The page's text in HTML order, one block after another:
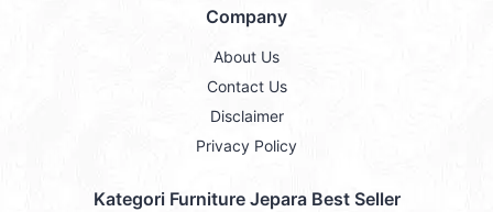
Company
About Us
Contact Us
Disclaimer
Privacy Policy
Kategori Furniture Jepara Best Seller